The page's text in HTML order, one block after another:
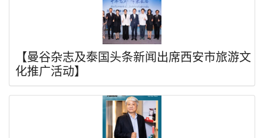
【曼谷杂志及泰国头条新闻出席西安市旅游文
化推广活动】